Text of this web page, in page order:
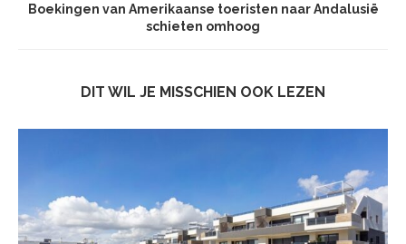
Boekingen van Amerikaanse toeristen naar Andalusië
schieten omhoog
DIT WIL JE MISSCHIEN OOK LEZEN